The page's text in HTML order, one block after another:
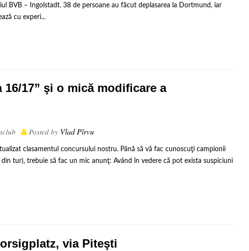
BVB – Ingolstadt. 38 de persoane au făcut deplasarea la Dortmund, iar
cu experi...
17” şi o mică modificare a
Posted by Vlad Pîrvu
clasamentul concursului nostru. Până să vă fac cunoscuţi campionii
tur), trebuie să fac un mic anunţ: Având în vedere că pot exista suspiciuni
via Piteşti